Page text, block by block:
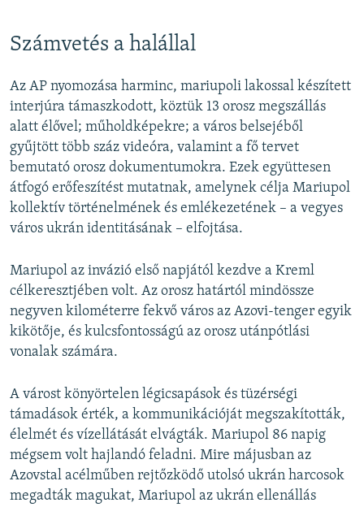
Számvetés a halállal
Az AP nyomozása harminc, mariupoli lakossal készített
interjúra támaszkodott, köztük 13 orosz megszállás
alatt élővel; műholdképekre; a város belsejéből
gyűjtött több száz videóra, valamint a fő tervet
bemutató orosz dokumentumokra. Ezek együttesen
átfogó erőfeszítést mutatnak, amelynek célja Mariupol
kollektív történelmének és emlékezetének – a vegyes
város ukrán identitásának – elfojtása.
Mariupol az invázió első napjától kezdve a Kreml
célkeresztjében volt. Az orosz határtól mindössze
negyven kilométerre fekvő város az Azovi-tenger egyik
kikötője, és kulcsfontosságú az orosz utánpótlási
vonalak számára.
A várost könyörtelen légicsapások és tüzérségi
támadások érték, a kommunikációját megszakították,
élelmét és vízellátását elvágták. Mariupol 86 napig
mégsem volt hajlandó feladni. Mire májusban az
Azovstal acélműben rejtőzködő utolsó ukrán harcosok
megadták magukat, Mariupol az ukrán ellenállás